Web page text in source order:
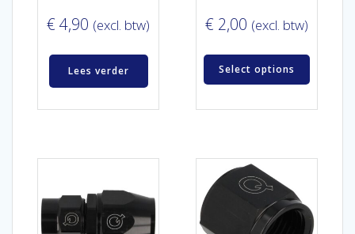
€ 4,90 (excl. btw)
Lees verder
€ 2,00 (excl. btw)
Select options